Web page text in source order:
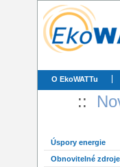
O EkoWATTu
::
Úspory energie
Obnovitelné